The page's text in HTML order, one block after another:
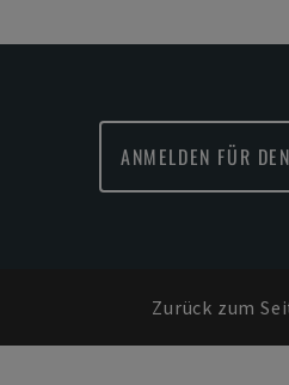
ANMELDEN FÜR
Zurück zum